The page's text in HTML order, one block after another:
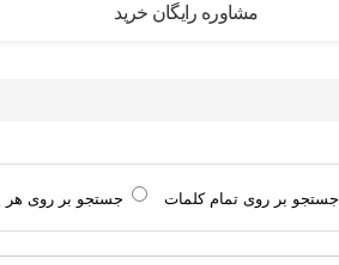
مشاوره رایگان خرید
جستجو بر روی تمام كلمات جستجو بر روی هر